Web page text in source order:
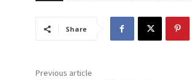
Share
Previous article